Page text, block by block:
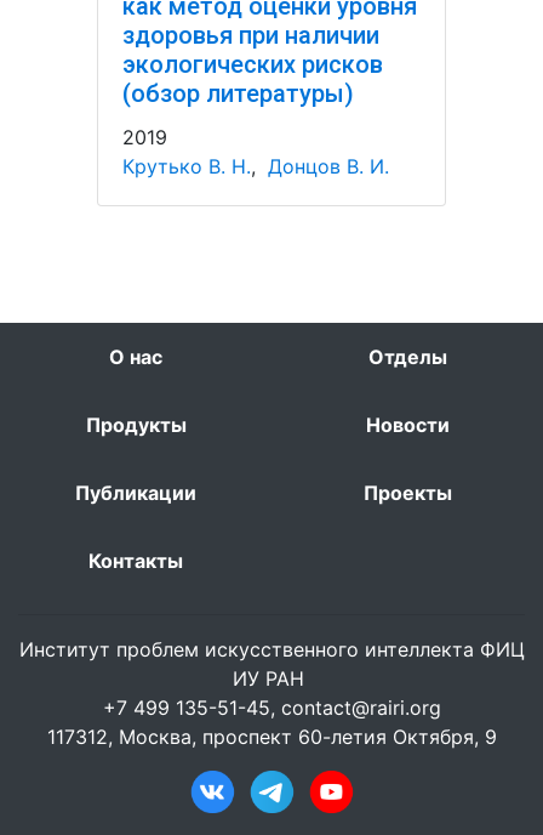
как метод оценки уровня
здоровья при наличии
экологических рисков
(обзор литературы)
2019
Крутько В. Н., Донцов В. И.
О нас Отделы
Продукты Новости
Публикации Проекты
Контакты
Институт проблем искусственного интеллекта ФИЦ
ИУ РАН
+7 499 135-51-45, contact@rairi.org
117312, Москва, проспект 60-летия Октября, 9